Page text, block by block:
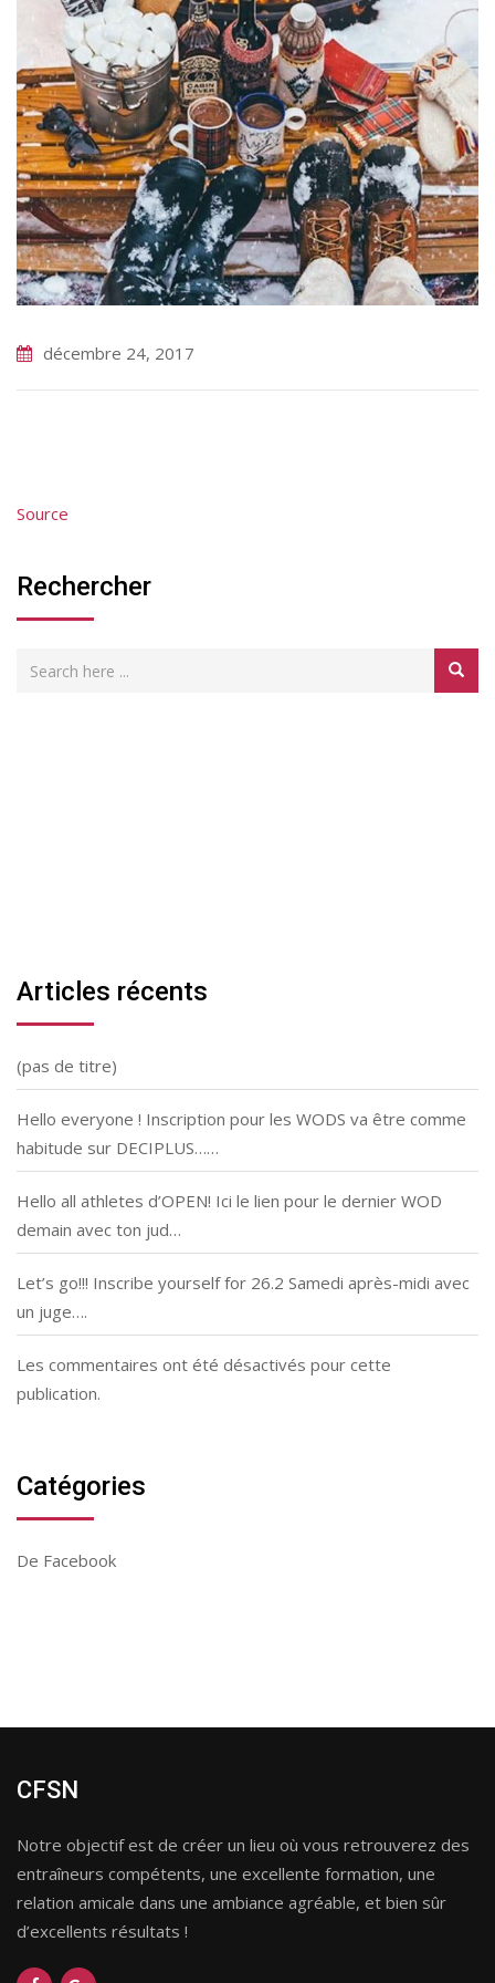
décembre 24, 2017
Source
Rechercher
Articles récents
(pas de titre)
Hello everyone ! Inscription pour les WODS va être comme
habitude sur DECIPLUS……
Hello all athletes d’OPEN! Ici le lien pour le dernier WOD
demain avec ton jud…
Let’s go!!! Inscribe yourself for 26.2 Samedi après-midi avec
un juge….
Les commentaires ont été désactivés pour cette
publication.
Catégories
De Facebook
CFSN
Notre objectif est de créer un lieu où vous retrouverez des
entraîneurs compétents, une excellente formation, une
relation amicale dans une ambiance agréable, et bien sûr
d’excellents résultats !